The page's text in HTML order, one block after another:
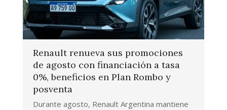
Renault renueva sus promociones
de agosto con financiación a tasa
0%, beneficios en Plan Rombo y
posventa
Durante agosto, Renault Argentina mantiene